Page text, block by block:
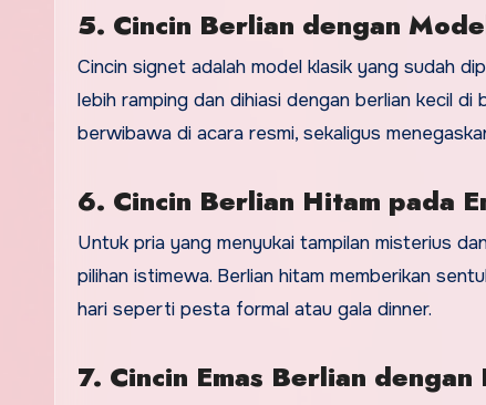
5. Cincin Berlian dengan
Cincin signet adalah model klasik yang sudah
lebih ramping dan dihiasi dengan berlian kecil
berwibawa di acara resmi, sekaligus
6. Cincin Berlian Hitam pada
Untuk pria yang menyukai tampilan misterius
pilihan istimewa. Berlian hitam memberikan
hari seperti pesta formal atau gala dinner.
7. Cincin Emas Berlian